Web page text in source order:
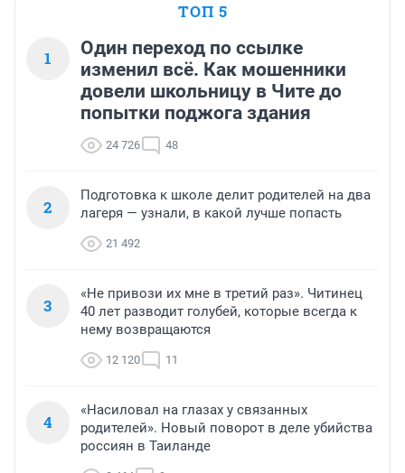
ТОП 5
1
Один переход по ссылке
изменил всё. Как мошенники
довели школьницу в Чите до
попытки поджога здания
24 726 48
2
Подготовка к школе делит родителей на два
лагеря — узнали, в какой лучше попасть
21 492
3
«Не привози их мне в третий раз». Читинец
40 лет разводит голубей, которые всегда к
нему возвращаются
12 120 11
4
«Насиловал на глазах у связанных
родителей». Новый поворот в деле убийства
россиян в Таиланде